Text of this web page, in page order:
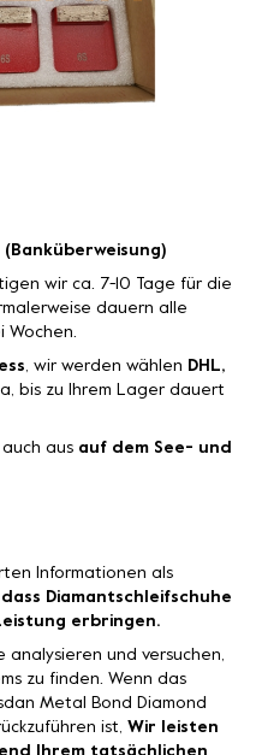
(Banküberweisung)
wir ca. 7-10 Tage für die
dauern alle
Wochen.
, wir werden wählen DHL,
bis zu Ihrem Lager dauert
aus auf dem See- und
Informationen als
Diamantschleifschuhe
erbringen.
analysieren und versuchen,
zu finden. Wenn das
Metal Bond Diamond
ist, Wir leisten